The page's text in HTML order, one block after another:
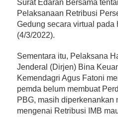
Surat Edaran Bersama
Pelaksanaan Retribusi
Gedung secara virtual pada
(4/3/2022).
Sementara itu, Pelaksana
Jenderal (Dirjen) Bina
Kemendagri Agus Fatoni
pemda belum membuat
PBG, masih diperkenankan
mengenai Retribusi IMB